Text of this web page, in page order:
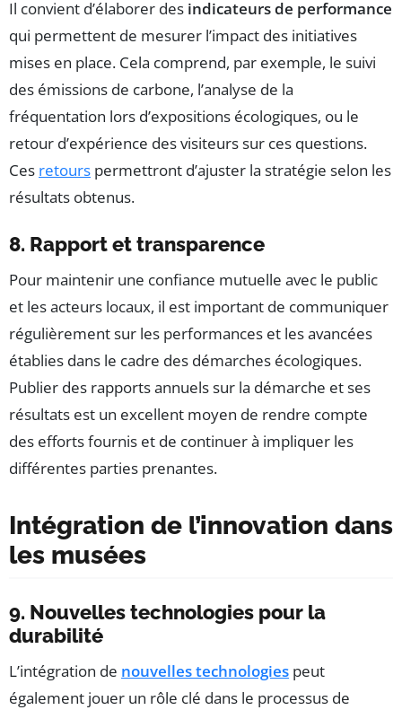
Il convient d’élaborer des indicateurs de performance
qui permettent de mesurer l’impact des initiatives
mises en place. Cela comprend, par exemple, le suivi
des émissions de carbone, l’analyse de la
fréquentation lors d’expositions écologiques, ou le
retour d’expérience des visiteurs sur ces questions.
Ces retours permettront d’ajuster la stratégie selon les
résultats obtenus.
8. Rapport et transparence
Pour maintenir une confiance mutuelle avec le public
et les acteurs locaux, il est important de communiquer
régulièrement sur les performances et les avancées
établies dans le cadre des démarches écologiques.
Publier des rapports annuels sur la démarche et ses
résultats est un excellent moyen de rendre compte
des efforts fournis et de continuer à impliquer les
différentes parties prenantes.
Intégration de l’innovation dans
les musées
9. Nouvelles technologies pour la
durabilité
L’intégration de nouvelles technologies peut
également jouer un rôle clé dans le processus de